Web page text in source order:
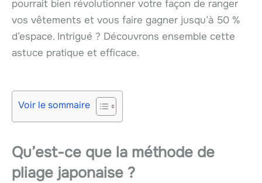
pourrait bien révolutionner votre façon de ranger
vos vêtements et vous faire gagner jusqu’à 50 %
d’espace. Intrigué ? Découvrons ensemble cette
astuce pratique et efficace.
Voir le sommaire
Qu’est-ce que la méthode de
pliage japonaise ?